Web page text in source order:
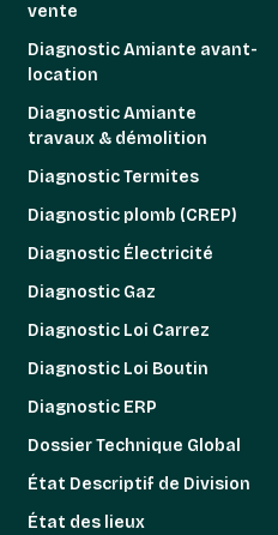
vente
Diagnostic Amiante avant-
location
Diagnostic Amiante
travaux & démolition
Diagnostic Termites
Diagnostic plomb (CREP)
Diagnostic Électricité
Diagnostic Gaz
Diagnostic Loi Carrez
Diagnostic Loi Boutin
Diagnostic ERP
Dossier Technique Global
État Descriptif de Division
État des lieux